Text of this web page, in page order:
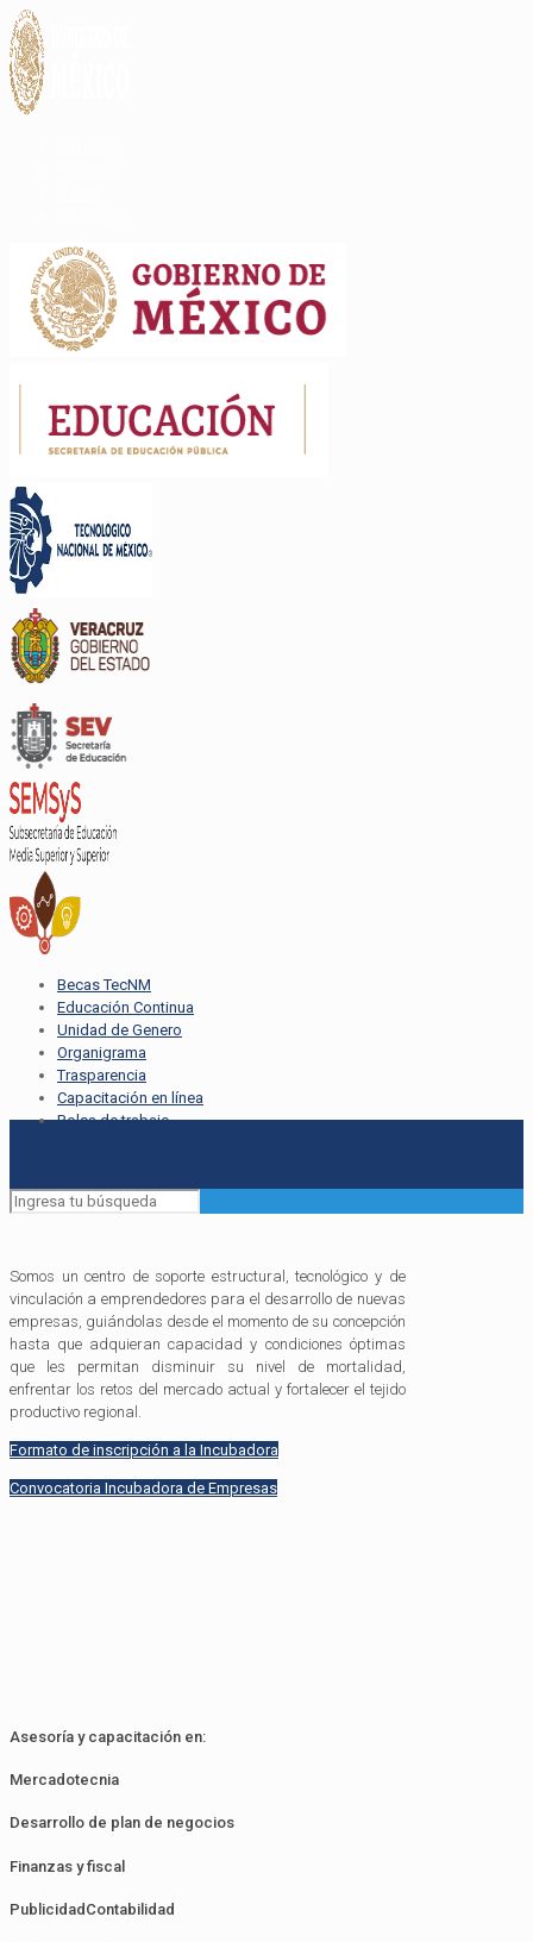
Becas TecNM
Educación Continua
Unidad de Genero
Organigrama
Trasparencia
Capacitación en línea
Bolsa de trabajo
Somos un centro de soporte estructural, tecnológico y de
vinculación a emprendedores para el desarrollo de nuevas
empresas, guiándolas desde el momento de su concepción
hasta que adquieran capacidad y condiciones óptimas
que les permitan disminuir su nivel de mortalidad,
enfrentar los retos del mercado actual y fortalecer el tejido
productivo regional.
Formato de inscripción a la Incubadora
Convocatoria Incubadora de Empresas
Asesoría y capacitación en:
Mercadotecnia
Desarrollo de plan de negocios
Finanzas y fiscal
PublicidadContabilidad